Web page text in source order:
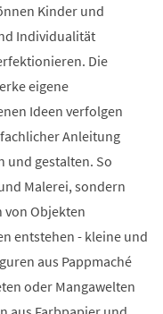
Kinder und
Individualität
Die
eigene
Ideen verfolgen
Anleitung
und gestalten. So
Malerei, sondern
von Objekten
entstehen - kleine und
aus Pappmaché
oder Mangawelten